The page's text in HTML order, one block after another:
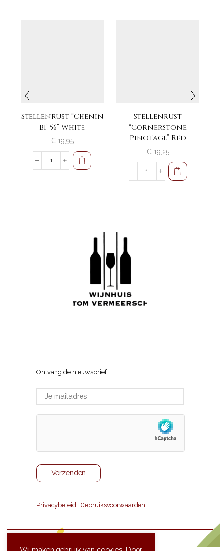
Stellenrust “Chenin
BF 56” White
€ 19,95
Stellenrust
aantal
Stellenrust
“Cornerstone
Pinotage” Red
€19,25
Stellenrust
aantal
Ontvang de nieuwsbrief
Privacybeleid |Gebruiksvoorwaarden
Wij maken gebruik van cookies. Door